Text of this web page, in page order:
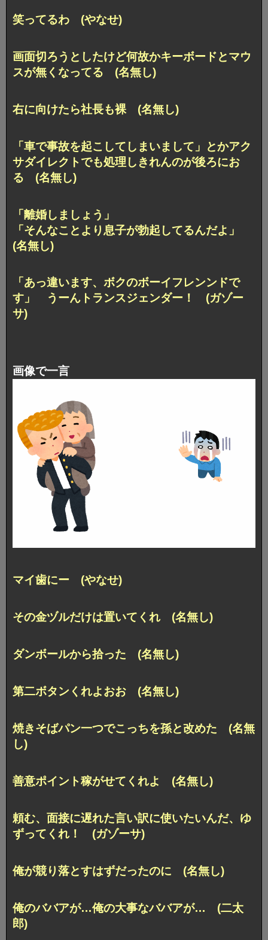
笑ってるわ (やなせ)
画面切ろうとしたけど何故かキーボードとマウ
スが無くなってる (名無し)
右に向けたら社長も裸 (名無し)
「車で事故を起こしてしまいまして」とかアク
サダイレクトでも処理しきれんのが後ろにお
る (名無し)
「離婚しましょう」
「そんなことより息子が勃起してるんだよ」
(名無し)
「あっ違います、ボクのボーイフレンンドで
す」 うーんトランスジェンダー！ (ガゾー
サ)
画像で一言
マイ歯にー (やなせ)
その金ヅルだけは置いてくれ (名無し)
ダンボールから拾った (名無し)
第二ボタンくれよおお (名無し)
焼きそばパン一つでこっちを孫と改めた (名無
し)
善意ポイント稼がせてくれよ (名無し)
頼む、面接に遅れた言い訳に使いたいんだ、ゆ
ずってくれ！ (ガゾーサ)
俺が競り落とすはずだったのに (名無し)
俺のババアが…俺の大事なババアが… (二太
郎)